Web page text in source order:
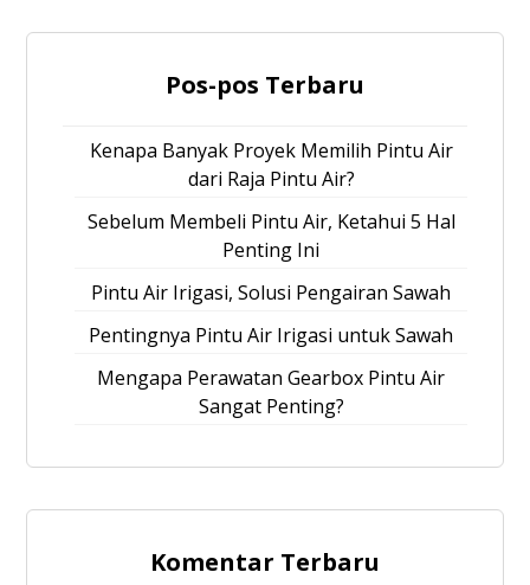
Pos-pos Terbaru
Kenapa Banyak Proyek Memilih Pintu Air
dari Raja Pintu Air?
Sebelum Membeli Pintu Air, Ketahui 5 Hal
Penting Ini
Pintu Air Irigasi, Solusi Pengairan Sawah
Pentingnya Pintu Air Irigasi untuk Sawah
Mengapa Perawatan Gearbox Pintu Air
Sangat Penting?
Komentar Terbaru